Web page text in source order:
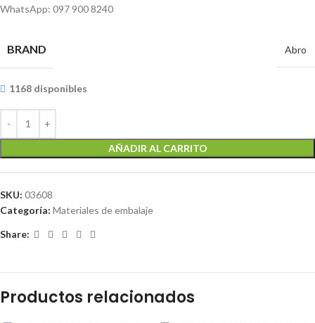
WhatsApp: 097 900 8240
BRAND Abro
1168 disponibles
AÑADIR AL CARRITO
SKU: 03608
Categoría: Materiales de embalaje
Share:
Productos relacionados